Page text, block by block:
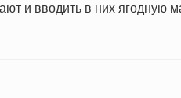
и вводить в них ягодную